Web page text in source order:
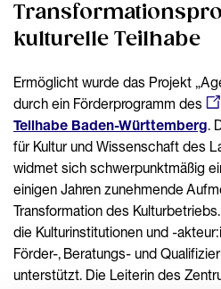
kulturelle Teilhabe
Ermöglicht wurde das Projekt
durch ein Förderprogramm des
Teilhabe Baden-Württemberg.
für Kultur und Wissenschaft des
widmet sich schwerpunktmäßig
einigen Jahren zunehmende
Transformation des
die Kulturinstitutionen und -
Förder-, Beratungs- und
unterstützt. Die Leiterin des